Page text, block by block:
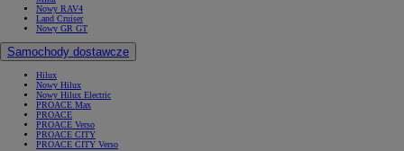
Nowy RAV4
Land Cruiser
Nowy GR GT
Samochody dostawcze
Hilux
Nowy Hilux
Nowy Hilux Electric
PROACE Max
PROACE
PROACE Verso
PROACE CITY
PROACE CITY Verso